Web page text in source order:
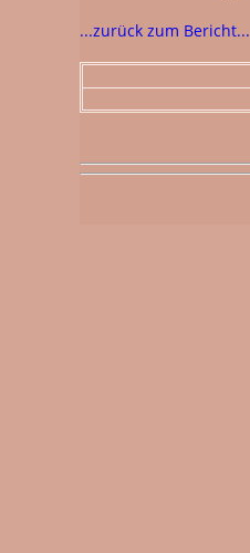
...zurück zum Bericht...